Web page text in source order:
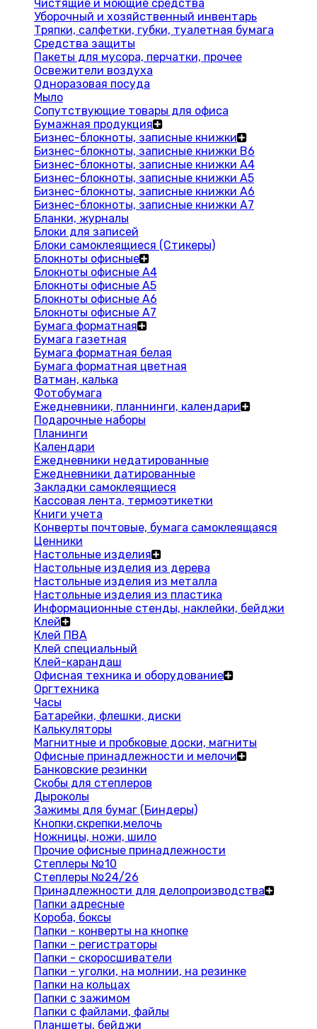
Чистящие и моющие средства
Уборочный и хозяйственный инвентарь
Тряпки, салфетки, губки, туалетная бумага
Средства защиты
Пакеты для мусора, перчатки, прочее
Освежители воздуха
Одноразовая посуда
Мыло
Сопутствующие товары для офиса
Бумажная продукция
Бизнес-блокноты, записные книжки
Бизнес-блокноты, записные книжки В6
Бизнес-блокноты, записные книжки A4
Бизнес-блокноты, записные книжки А5
Бизнес-блокноты, записные книжки А6
Бизнес-блокноты, записные книжки А7
Бланки, журналы
Блоки для записей
Блоки самоклеящиеся (Стикеры)
Блокноты офисные
Блокноты офисные A4
Блокноты офисные A5
Блокноты офисные A6
Блокноты офисные A7
Бумага форматная
Бумага газетная
Бумага форматная белая
Бумага форматная цветная
Ватман, калька
Фотобумага
Ежедневники, планнинги, календари
Подарочные наборы
Планинги
Календари
Ежедневники недатированные
Ежедневники датированные
Закладки самоклеящиеся
Кассовая лента, термоэтикетки
Книги учета
Конверты почтовые, бумага самоклеящаяся
Ценники
Настольные изделия
Настольные изделия из дерева
Настольные изделия из металла
Настольные изделия из пластика
Информационные стенды, наклейки, бейджи
Клей
Клей ПВА
Клей специальный
Клей-карандаш
Офисная техника и оборудование
Оргтехника
Часы
Батарейки, флешки, диски
Калькуляторы
Магнитные и пробковые доски, магниты
Офисные принадлежности и мелочи
Банковские резинки
Скобы для степлеров
Дыроколы
Зажимы для бумаг (Биндеры)
Кнопки,скрепки,мелочь
Ножницы, ножи, шило
Прочие офисные принадлежности
Степлеры №10
Степлеры №24/26
Принадлежности для делопроизводства
Папки адресные
Короба, боксы
Папки - конверты на кнопке
Папки - регистраторы
Папки - скоросшиватели
Папки - уголки, на молнии, на резинке
Папки на кольцах
Папки с зажимом
Папки с файлами, файлы
Планшеты, бейджи